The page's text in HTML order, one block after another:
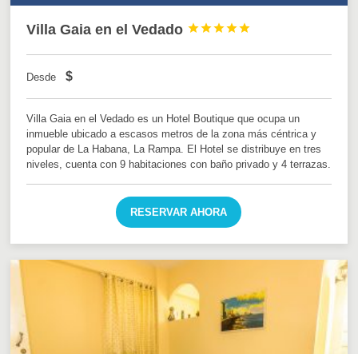
Villa Gaia en el Vedado 




Desde $
Villa Gaia en el Vedado es un Hotel Boutique que ocupa un
inmueble ubicado a escasos metros de la zona más céntrica y
popular de La Habana, La Rampa. El Hotel se distribuye en tres
niveles, cuenta con 9 habitaciones con baño privado y 4 terrazas.
RESERVAR AHORA